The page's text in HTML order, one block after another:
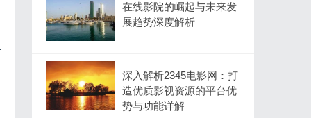
在线影院的崛起与未来发
展趋势深度解析
深入解析2345电影网：打
造优质影视资源的平台优
势与功能详解